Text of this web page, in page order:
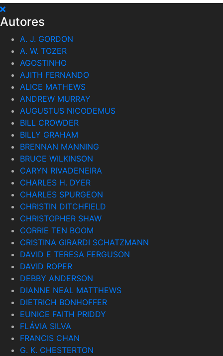
Autores
A. J. GORDON
A. W. TOZER
AGOSTINHO
AJITH FERNANDO
ALICE MATHEWS
ANDREW MURRAY
AUGUSTUS NICODEMUS
BILL CROWDER
BILLY GRAHAM
BRENNAN MANNING
BRUCE WILKINSON
CARYN RIVADENEIRA
CHARLES H. DYER
CHARLES SPURGEON
CHRISTIN DITCHFIELD
CHRISTOPHER SHAW
CORRIE TEN BOOM
CRISTINA GIRARDI SCHATZMANN
DAVID E TERESA FERGUSON
DAVID ROPER
DEBBY ANDERSON
DIANNE NEAL MATTHEWS
DIETRICH BONHOFFER
EUNICE FAITH PRIDDY
FLÁVIA SILVA
FRANCIS CHAN
G. K. CHESTERTON